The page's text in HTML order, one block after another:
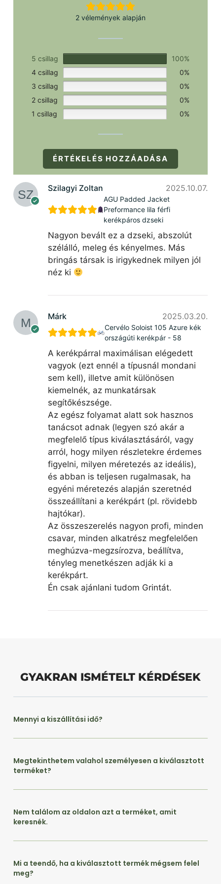
2 vélemények alapján
5 csillag
100%
4 csillag
0%
3 csillag
0%
2 csillag
0%
1 csillag
0%
ÉRTÉKELÉS HOZZÁADÁSA
Szilagyi Zoltan 2025.10.07.
AGU Padded Jacket
Preformance lila férfi
kerékpáros dzseki
Nagyon bevált ez a dzseki, abszolút
szélálló, meleg és kényelmes. Más
bringás társak is irigykednek milyen jól
néz ki
Márk 2025.03.20.
Cervélo Soloist 105 Azure kék
országúti kerékpár - 58
A kerékpárral maximálisan elégedett
vagyok (ezt ennél a típusnál mondani
sem kell), illetve amit különösen
kiemelnék, az munkatársak
segítőkészsége.
Az egész folyamat alatt sok hasznos
tanácsot adnak (legyen szó akár a
megfelelő típus kiválasztásáról, vagy
arról, hogy milyen részletekre érdemes
figyelni, milyen méretezés az ideális),
és abban is teljesen rugalmasak, ha
egyéni méretezés alapján szeretnéd
összeállítani a kerékpárt (pl. rövidebb
hajtókar).
Az összeszerelés nagyon profi, minden
csavar, minden alkatrész megfelelően
meghúzva-megzsírozva, beállítva,
tényleg menetkészen adják ki a
kerékpárt.
Én csak ajánlani tudom Grintát.
GYAKRAN ISMÉTELT KÉRDÉSEK
Mennyi a kiszállítási idő?
Megtekinthetem valahol személyesen a kiválasztott
terméket?
Nem találom az oldalon azt a terméket, amit
keresnék.
Mi a teendő, ha a kiválasztott termék mégsem felel
meg?